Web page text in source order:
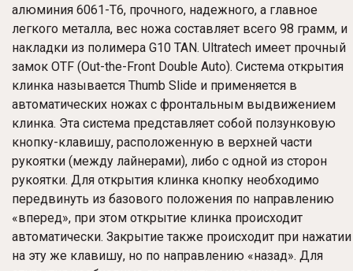
алюминия 6061-T6, прочного, надежного, а главное
легкого металла, вес ножа составляет всего 98 грамм, и
накладки из полимера G10 TAN. Ultratech имеет прочный
замок OTF (Out-the-Front Double Auto). Система открытия
клинка называется Thumb Slide и применяется в
автоматических ножах с фронтальным выдвижением
клинка. Эта система представляет собой ползунковую
кнопку-клавишу, расположенную в верхней части
рукоятки (между лайнерами), либо с одной из сторон
рукоятки. Для открытия клинка кнопку необходимо
передвинуть из базового положения по направлению
«вперед», при этом открытие клинка происходит
автоматически. Закрытие также происходит при нажатии
на эту же клавишу, но по направлению «назад». Для